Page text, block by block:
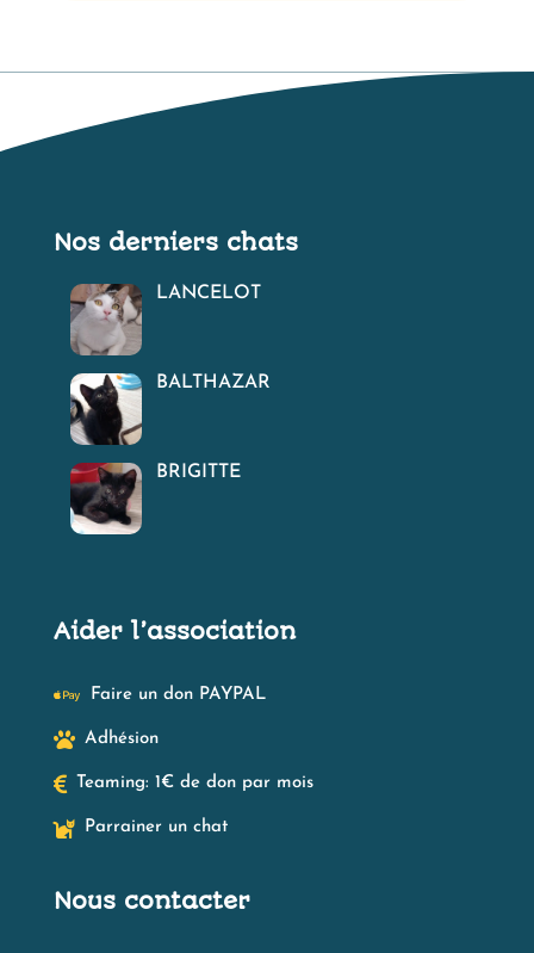
Nos derniers chats
LANCELOT
BALTHAZAR
BRIGITTE
Aider l’association
 Faire un don PAYPAL
 Adhésion
 Teaming: 1€ de don par mois
 Parrainer un chat
Nous contacter